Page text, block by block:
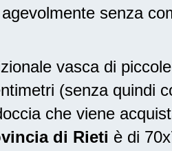
senza
vasca di
(senza quindi
che viene
di Rieti è di